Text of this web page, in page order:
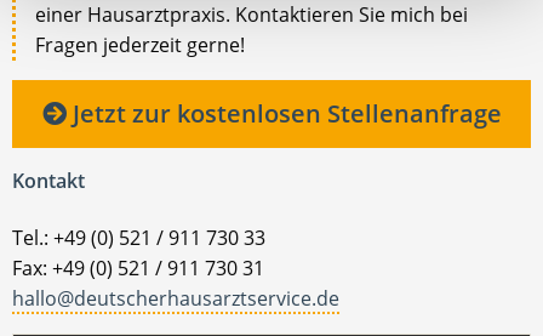
einer Hausarztpraxis. Kontaktieren Sie mich bei
Fragen jederzeit gerne!
Jetzt zur kostenlosen Stellenanfrage
Kontakt
Tel.: +49 (0) 521 / 911 730 33
Fax: +49 (0) 521 / 911 730 31
hallo@deutscherhausarztservice.de